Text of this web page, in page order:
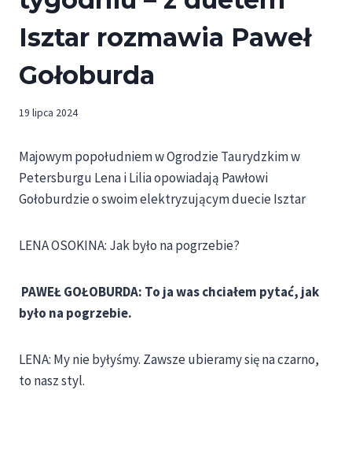
Isztar rozmawia Paweł
Gołoburda
19 lipca 2024
Majowym popołudniem w Ogrodzie Taurydzkim w
Petersburgu Lena i Lilia opowiadają Pawłowi
Gołoburdzie o swoim elektryzującym duecie Isztar
LENA OSOKINA: Jak było na pogrzebie?
PAWEŁ GOŁOBURDA: To ja was chciałem pytać, jak
było na pogrzebie.
LENA: My nie byłyśmy. Zawsze ubieramy się na czarno,
to nasz styl.